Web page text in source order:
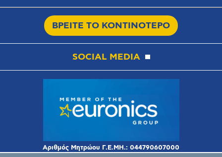
ΒΡΕΙΤΕ ΤΟ ΚΟΝΤΙΝΟΤΕΡΟ
SOCIAL MEDIA